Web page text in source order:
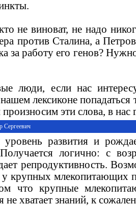
не виноват, не надо
против Сталина, а
за работу его генов?
люди, если нас
лексиконе попадаться
эти слова, в нас
Сергеевич
уровень развития и
логично: с
репродуктивность.
у крупных млекопитающих
что крупные
хватает знаний, к